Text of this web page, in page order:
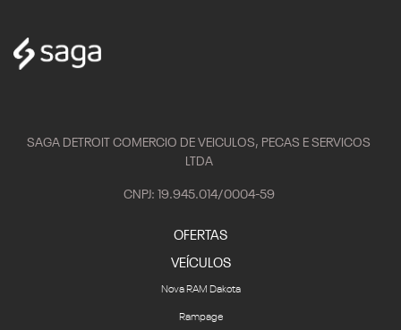
SAGA DETROIT COMERCIO DE VEICULOS, PECAS E SERVICOS
LTDA
CNPJ: 19.945.014/0004-59
OFERTAS
VEÍCULOS
Nova RAM Dakota
Rampage